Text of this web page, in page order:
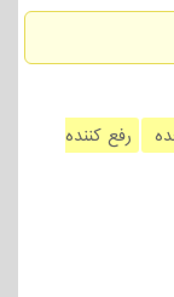
رفع کننده